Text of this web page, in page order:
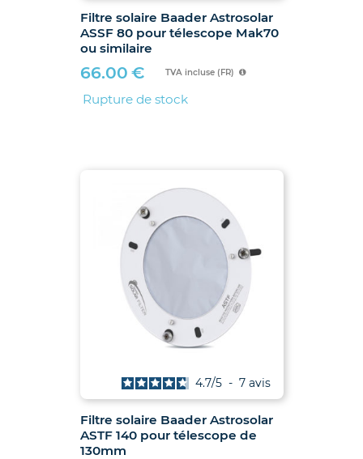
Filtre solaire Baader Astrosolar
ASSF 80 pour télescope Mak70
ou similaire
66.00 € TVA incluse (FR)
Rupture de stock
Filtre solaire Baader Astrosolar
ASTF 140 pour télescope de
130mm
4.7/5 - 7 avis